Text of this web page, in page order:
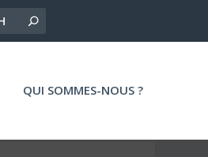
QUI SOMMES-NOUS ?